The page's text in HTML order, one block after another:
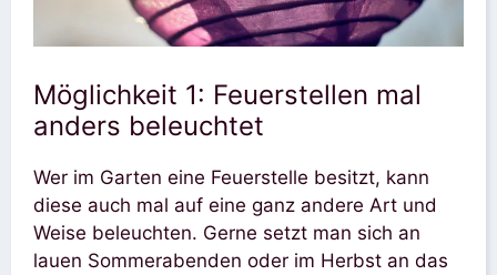
Möglichkeit 1: Feuerstellen mal
anders beleuchtet
Wer im Garten eine Feuerstelle besitzt, kann
diese auch mal auf eine ganz andere Art und
Weise beleuchten. Gerne setzt man sich an
lauen Sommerabenden oder im Herbst an das